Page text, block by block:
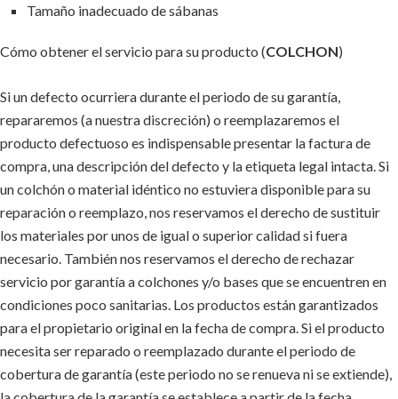
Tamaño inadecuado de sábanas
Cómo obtener el servicio para su producto (COLCHON)
Si un defecto ocurriera durante el periodo de su garantía,
repararemos (a nuestra discreción) o reemplazaremos el
producto defectuoso es indispensable presentar la factura de
compra, una descripción del defecto y la etiqueta legal intacta. Si
un colchón o material idéntico no estuviera disponible para su
reparación o reemplazo, nos reservamos el derecho de sustituir
los materiales por unos de igual o superior calidad si fuera
necesario. También nos reservamos el derecho de rechazar
servicio por garantía a colchones y/o bases que se encuentren en
condiciones poco sanitarias. Los productos están garantizados
para el propietario original en la fecha de compra. Si el producto
necesita ser reparado o reemplazado durante el periodo de
cobertura de garantía (este periodo no se renueva ni se extiende),